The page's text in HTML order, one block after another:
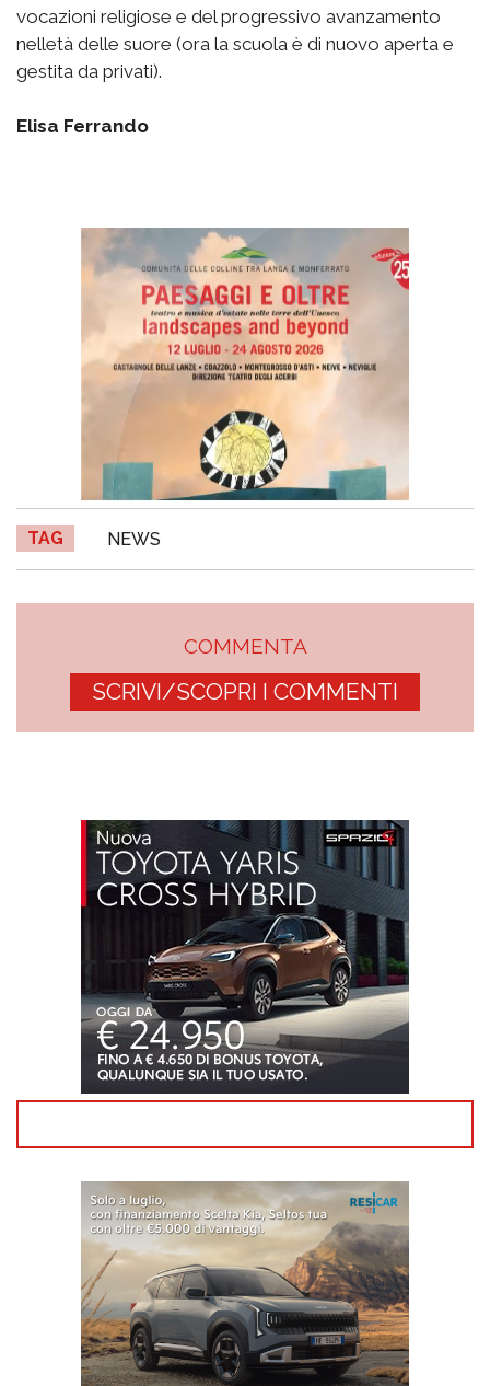
vocazioni religiose e del progressivo avanzamento
nelletà delle suore (ora la scuola è di nuovo aperta e
gestita da privati).
Elisa Ferrando
TAG NEWS
COMMENTA
SCRIVI/SCOPRI I COMMENTI